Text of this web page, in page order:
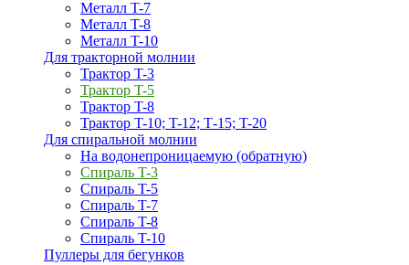
Металл T-7
Металл T-8
Металл T-10
Для тракторной молнии
Трактор T-3
Трактор T-5
Трактор T-8
Трактор T-10; T-12; Т-15; T-20
Для спиральной молнии
На водонепроницаемую (обратную)
Спираль T-3
Спираль T-5
Спираль T-7
Спираль T-8
Спираль T-10
Пуллеры для бегунков